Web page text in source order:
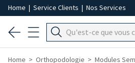
Home | Service Clients | Nos Services
Home Orthopodologie
Modules